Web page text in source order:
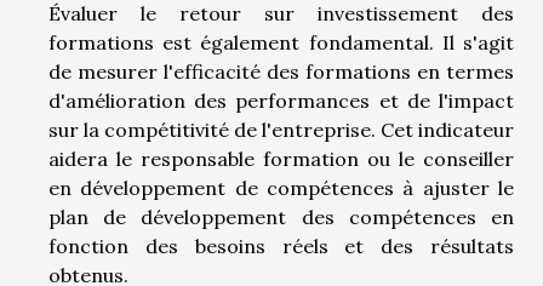
Évaluer le retour sur investissement des
formations est également fondamental. Il s'agit
de mesurer l'efficacité des formations en termes
d'amélioration des performances et de l'impact
sur la compétitivité de l'entreprise. Cet indicateur
aidera le responsable formation ou le conseiller
en développement de compétences à ajuster le
plan de développement des compétences en
fonction des besoins réels et des résultats
obtenus.